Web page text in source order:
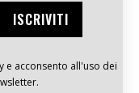
e acconsento all'uso dei